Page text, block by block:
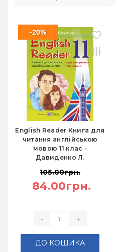
English Reader Книга для
читання англійською
мовою 11 клас -
Давиденко Л.
-20%
105.00грн.
84.00грн.
- +
ДО КОШИКА